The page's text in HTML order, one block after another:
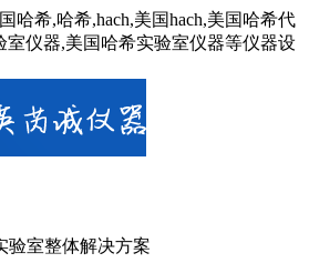
哈希,哈希,hach,美国hach,美国哈希代
室仪器,美国哈希实验室仪器等仪器设
验室整体解决方案